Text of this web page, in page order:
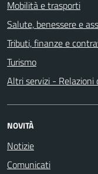
Mobilità e trasporti
Salute, benessere e
Tributi, finanze e
Turismo
Altri servizi - Relazioni
NOVITÀ
Notizie
Comunicati